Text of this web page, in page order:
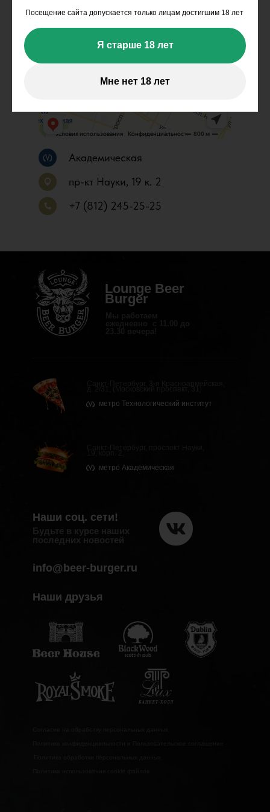
Посещение сайта допускается только лицам достигшим 18 лет
Я старше 18 лет
Мне нет 18 лет
Академическая
пр-кт Науки, 19 к. 2
+7 (812) 245-25-25
метро Академическая
метро Технологический институт
Lounge Beer
Burger
Будьте в курсе наших
последних новостей
info@beer-burger.ru
Наши соц. сети!
Наши друзья